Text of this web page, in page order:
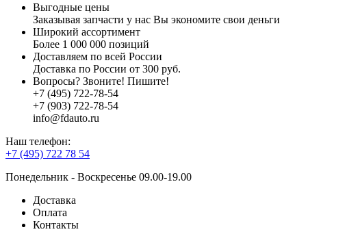
Выгодные цены
Заказывая запчасти у нас Вы экономите свои деньги
Широкий ассортимент
Более 1 000 000 позиций
Доставляем по всей России
Доставка по России от 300 руб.
Вопросы? Звоните! Пишите!
+7 (495) 722-78-54
+7 (903) 722-78-54
info@fdauto.ru
Наш телефон:
+7 (495) 722 78 54
Понедельник - Воскресенье 09.00-19.00
Доставка
Оплата
Контакты